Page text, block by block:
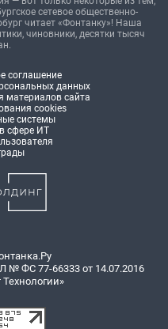
сетевое общественно-
читает «Фонтанку»! Наша
чиновники, десятки тысяч
соглашение
данных
материалов сайта
cookies
системы
сфере ИТ
№ ФС 77-66333 от 14.07.2016